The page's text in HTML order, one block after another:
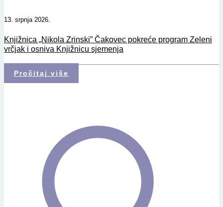
13. srpnja 2026.
Knjižnica „Nikola Zrinski” Čakovec pokreće program Zeleni
vrčjak i osniva Knjižnicu sjemenja
Pročitaj više